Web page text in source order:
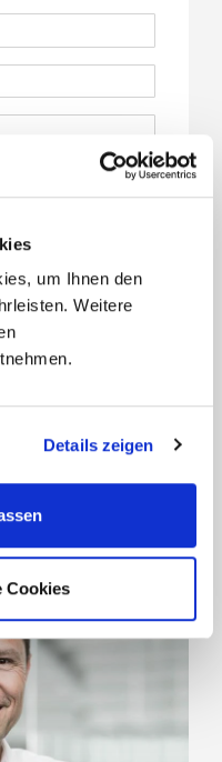
um Ihnen den
Weitere
Details zeigen
Cookies
für Sie da